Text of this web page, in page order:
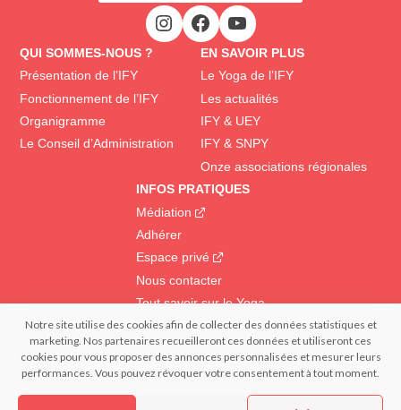
Notre site utilise des cookies afin de collecter des données statistiques et
marketing. Nos partenaires recueilleront ces données et utiliseront ces
cookies pour vous proposer des annonces personnalisées et mesurer leurs
performances. Vous pouvez révoquer votre consentement à tout moment.
QUI SOMMES-NOUS ?
Présentation de l’IFY
Fonctionnement de l’IFY
Organigramme
Le Conseil d’Administration
EN SAVOIR PLUS
Le Yoga de l’IFY
Les actualités
IFY & UEY
IFY & SNPY
Onze associations régionales
INFOS PRATIQUES
Médiation
Adhérer
Espace privé
Nous contacter
Tout savoir sur le Yoga
© 2022 IFY Institut Français du Yoga | Tous droits réservés – Reproduction
interdite | Réalisation : – FRANCECOM, Agence digitale
Confidentialité et données personnelles Mentions légales
Politique de cookies (EU)